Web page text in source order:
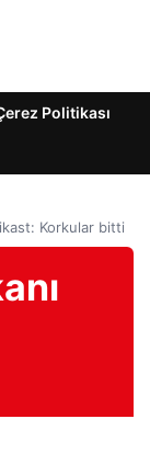
Politikası
Korkular bitti